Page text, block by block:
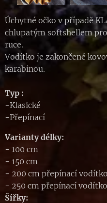
Úchytné očko v případě
chlupatým softshellem
ruce.
Vodítko je zakončené
karabinou.
Typ :
-Klasické
-Přepínací
Varianty délky:
- 100 cm
- 150 cm
- 200 cm přepínací vodítko
- 250 cm přepínací vodítko
Šířky: